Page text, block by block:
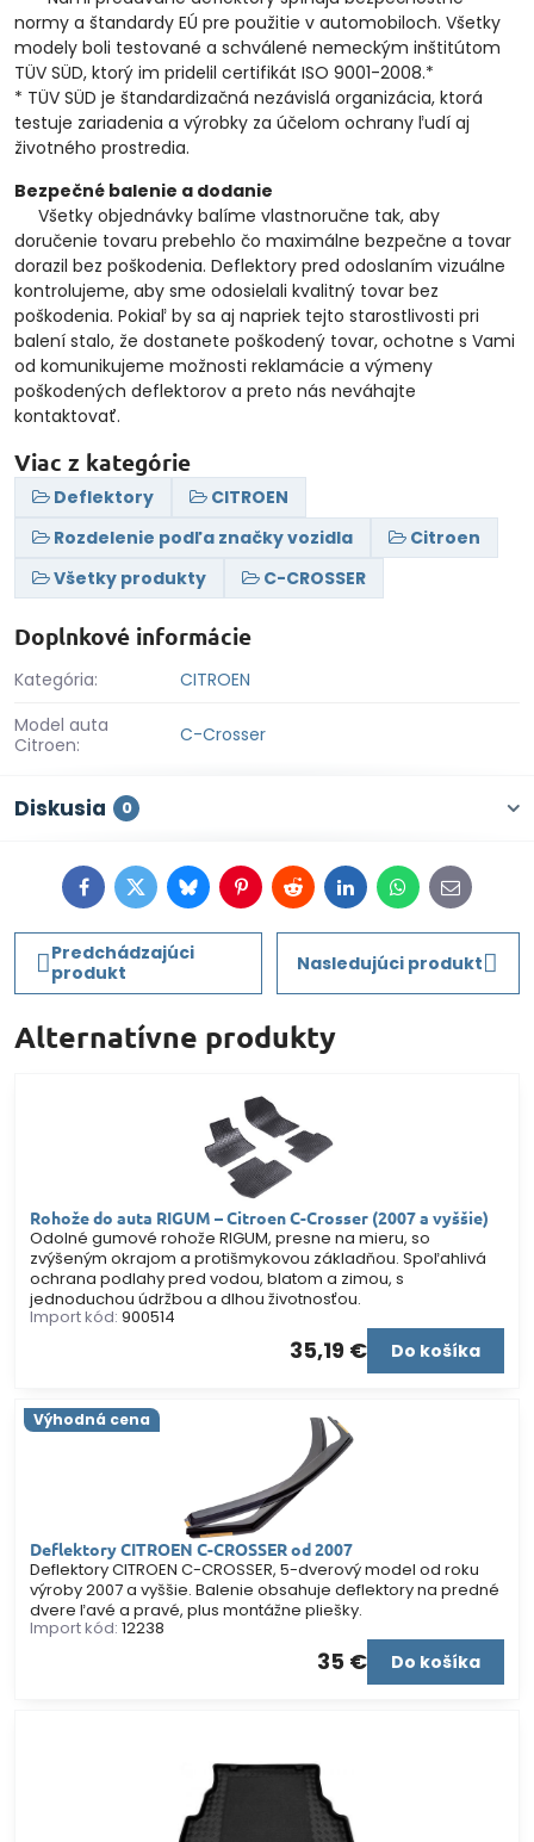
normy a štandardy EÚ pre použitie v automobiloch. Všetky
modely boli testované a schválené nemeckým inštitútom
TÜV SÜD, ktorý im pridelil certifikát ISO 9001-2008.*
* TÜV SÜD je štandardizačná nezávislá organizácia, ktorá
testuje zariadenia a výrobky za účelom ochrany ľudí aj
životného prostredia.
Bezpečné balenie a dodanie
Všetky objednávky balíme vlastnoručne tak, aby
doručenie tovaru prebehlo čo maximálne bezpečne a tovar
dorazil bez poškodenia. Deflektory pred odoslaním vizuálne
kontrolujeme, aby sme odosielali kvalitný tovar bez
poškodenia. Pokiaľ by sa aj napriek tejto starostlivosti pri
balení stalo, že dostanete poškodený tovar, ochotne s Vami
od komunikujeme možnosti reklamácie a výmeny
poškodených deflektorov a preto nás neváhajte
kontaktovať.
Viac z kategórie
Deflektory
CITROEN
Rozdelenie podľa značky vozidla
Citroen
Všetky produkty
C-CROSSER
Doplnkové informácie
Kategória:
CITROEN
Model auta
Citroen:
C-Crosser
Diskusia 0
FacebookTwitterBlueskyPinterestRedditLinkedInWhatsApp
E-
mail
Predchádzajúci
produkt
Nasledujúci produkt
Alternatívne produkty
Rohože do auta RIGUM – Citroen C-Crosser (2007 a vyššie)
Odolné gumové rohože RIGUM, presne na mieru, so
zvýšeným okrajom a protišmykovou základňou. Spoľahlivá
ochrana podlahy pred vodou, blatom a zimou, s
jednoduchou údržbou a dlhou životnosťou.
Import kód: 900514
35,19 € Do košíka
Deflektory CITROEN C-CROSSER od 2007
Výhodná cena
Deflektory CITROEN C-CROSSER, 5-dverový model od roku
výroby 2007 a vyššie. Balenie obsahuje deflektory na predné
dvere ľavé a pravé, plus montážne pliešky.
Import kód: 12238
35 € Do košíka